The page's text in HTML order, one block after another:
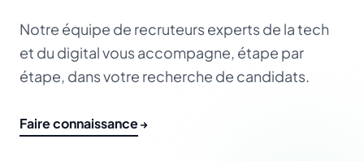
Notre équipe de recruteurs experts de la tech
et du digital vous accompagne, étape par
étape, dans votre recherche de candidats.
Faire connaissance